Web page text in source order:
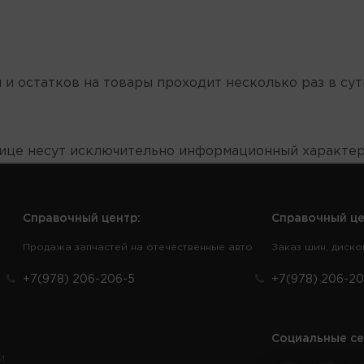
остатков на товары проходит несколько раз в
несут исключительно информационный
Справочный центр:
Продажа запчастей на отечественные авто
+7(978) 206-206-5
Справочный
Заказ шин,
+7(978) 206-
Социальные